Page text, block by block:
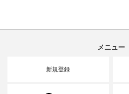
メニュー
新規登録